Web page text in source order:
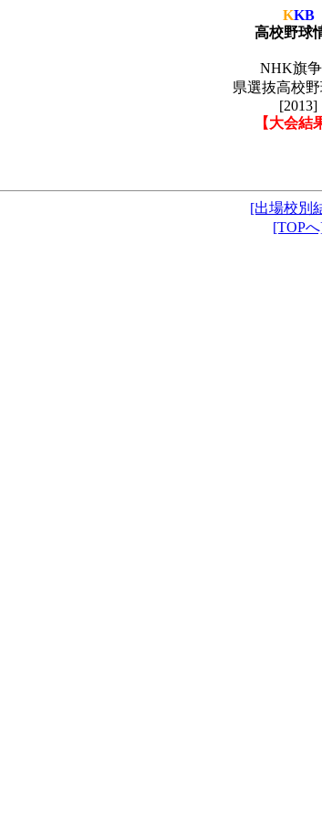
KKB
高校野球
NHK旗
県選抜高校
[2013]
【大会結
[出場校別
[TOP